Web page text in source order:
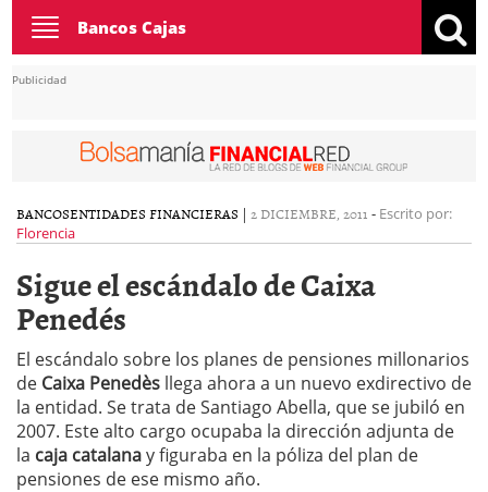
Toggle
navigation
Bancos Cajas
Publicidad
BANCOSENTIDADES FINANCIERAS | 2 DICIEMBRE, 2011 - Escrito por:
Florencia
Sigue el escándalo de Caixa
Penedés
El escándalo sobre los planes de pensiones millonarios
de Caixa Penedès llega ahora a un nuevo exdirectivo de
la entidad. Se trata de Santiago Abella, que se jubiló en
2007. Este alto cargo ocupaba la dirección adjunta de
la caja catalanay figuraba en la póliza del plan de
pensiones de ese mismo año.